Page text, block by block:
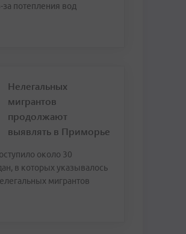
потепления вод
Нелегальных
мигрантов
продолжают
выявлять в Приморье
около 30
в которых указывалось
мигрантов